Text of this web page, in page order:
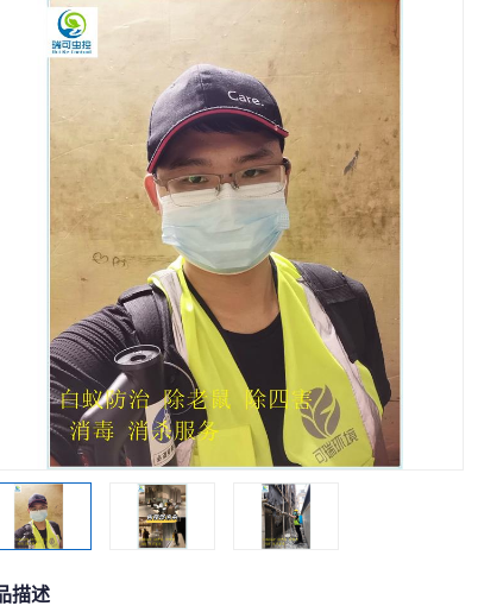
描述